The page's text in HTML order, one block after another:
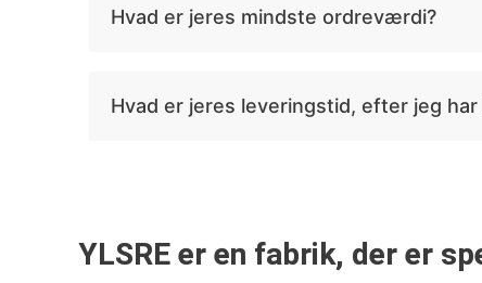
Hvad er jeres mindste ordreværdi?
Hvad er jeres leveringstid, efter jeg
YLSRE er en fabrik, der er